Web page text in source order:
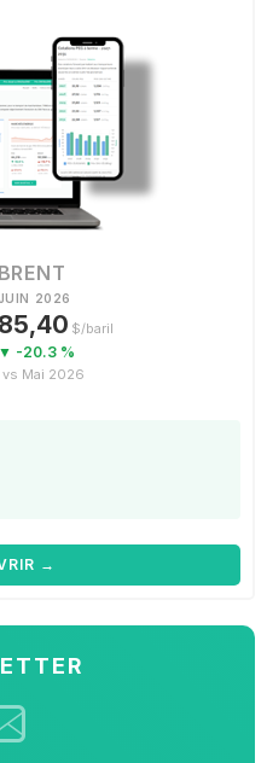
BRENT
JUIN 2026
85,40 $/baril
▼ -20.3 %
vs Mai 2026
→